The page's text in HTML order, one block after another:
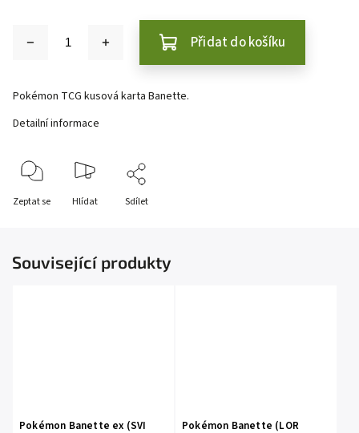
Přidat do košíku
Pokémon TCG kusová karta Banette.
Detailní informace
Zeptat se Hlídat Sdílet
Související produkty
Pokémon Banette ex (SVI
Pokémon Banette (LOR